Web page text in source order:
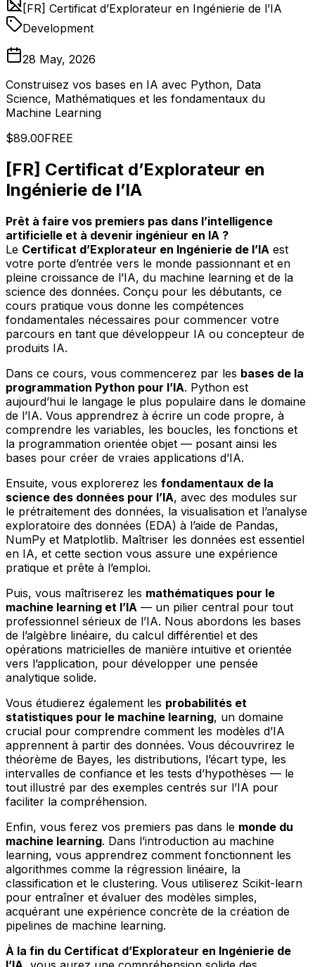
[FR] Certificat d’Explorateur en Ingénierie de l’IA
Development
28 May, 2026
Construisez vos bases en IA avec Python, Data
Science, Mathématiques et les fondamentaux du
Machine Learning
$89.00FREE
[FR] Certificat d’Explorateur en
Ingénierie de l’IA
Prêt à faire vos premiers pas dans l’intelligence
artificielle et à devenir ingénieur en IA ?
Le Certificat d’Explorateur en Ingénierie de l’IA est
votre porte d’entrée vers le monde passionnant et en
pleine croissance de l’IA, du machine learning et de la
science des données. Conçu pour les débutants, ce
cours pratique vous donne les compétences
fondamentales nécessaires pour commencer votre
parcours en tant que développeur IA ou concepteur de
produits IA.
Dans ce cours, vous commencerez par les bases de la
programmation Python pour l’IA. Python est
aujourd’hui le langage le plus populaire dans le domaine
de l’IA. Vous apprendrez à écrire un code propre, à
comprendre les variables, les boucles, les fonctions et
la programmation orientée objet — posant ainsi les
bases pour créer de vraies applications d’IA.
Ensuite, vous explorerez les fondamentaux de la
science des données pour l’IA, avec des modules sur
le prétraitement des données, la visualisation et l’analyse
exploratoire des données (EDA) à l’aide de Pandas,
NumPy et Matplotlib. Maîtriser les données est essentiel
en IA, et cette section vous assure une expérience
pratique et prête à l’emploi.
Puis, vous maîtriserez les mathématiques pour le
machine learning et l’IA — un pilier central pour tout
professionnel sérieux de l’IA. Nous abordons les bases
de l’algèbre linéaire, du calcul différentiel et des
opérations matricielles de manière intuitive et orientée
vers l’application, pour développer une pensée
analytique solide.
Vous étudierez également les probabilités et
statistiques pour le machine learning, un domaine
crucial pour comprendre comment les modèles d’IA
apprennent à partir des données. Vous découvrirez le
théorème de Bayes, les distributions, l’écart type, les
intervalles de confiance et les tests d’hypothèses — le
tout illustré par des exemples centrés sur l’IA pour
faciliter la compréhension.
Enfin, vous ferez vos premiers pas dans le monde du
machine learning. Dans l’introduction au machine
learning, vous apprendrez comment fonctionnent les
algorithmes comme la régression linéaire, la
classification et le clustering. Vous utiliserez Scikit-learn
pour entraîner et évaluer des modèles simples,
acquérant une expérience concrète de la création de
pipelines de machine learning.
À la fin du Certificat d’Explorateur en Ingénierie de